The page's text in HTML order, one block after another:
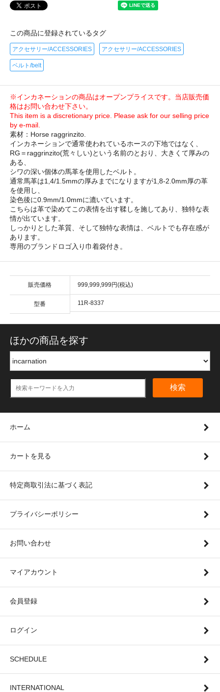
この商品に登録されているタグ
アクセサリー/ACCESSORIES アクセサリー/ACCESSORIES
ベルト/belt
※インカネーションの商品はオープンプライスです。当店販売価
格はお問い合わせ下さい。
This item is a discretionary price. Please ask for our selling price
by e-mail.
素材：Horse raggrinzito.
インカネーションで通常使われているホースの下地ではなく、
RG＝raggrinzito(荒々しい)という名前のとおり、大きくて厚みの
ある、
シワの深い個体の馬革を使用したベルト。
通常馬革は1,4/1.5mmの厚みまでになりますが1,8-2.0mm厚の革
を使用し、
染色後に0.9mm/1.0mmに漉いています。
こちらは革で染めてこの表情を出す鞣しを施してあり、独特な表
情が出ています。
しっかりとした革質、そして独特な表情は、ベルトでも存在感が
あります。
専用のブランドロゴ入り巾着袋付き。
販売価格 999,999,999円(税込)
型番 11R-8337
ほかの商品を探す
検索
ホーム
カートを見る
特定商取引法に基づく表記
プライバシーポリシー
お問い合わせ
マイアカウント
会員登録
ログイン
SCHEDULE
INTERNATIONAL